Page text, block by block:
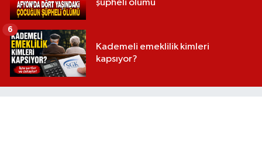
şüpheli ölümü
Kademeli emeklilik kimleri
kapsıyor?
6